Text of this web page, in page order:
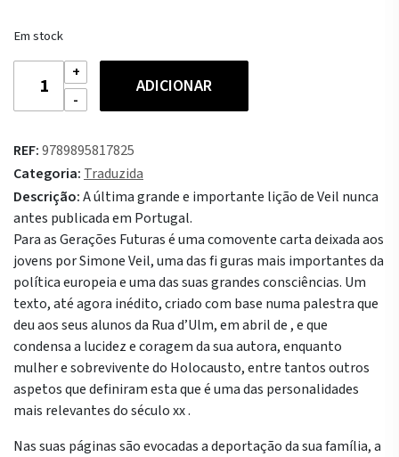
Em stock
Quantidade
Para
Gerações
Futuras
ADICIONAR
REF:9789895817825
Categoria: Traduzida
Descrição:A última grande e importante lição de Veil nunca
antes publicada em Portugal.
Para as Gerações Futuras é uma comovente carta deixada aos
jovens por Simone Veil, uma das fi guras mais importantes da
política europeia e uma das suas grandes consciências. Um
texto, até agora inédito, criado com base numa palestra que
deu aos seus alunos da Rua d’Ulm, em abril de , e que
condensa a lucidez e coragem da sua autora, enquanto
mulher e sobrevivente do Holocausto, entre tantos outros
aspetos que definiram esta que é uma das personalidades
mais relevantes do século xx .
Nas suas páginas são evocadas a deportação da sua família, a